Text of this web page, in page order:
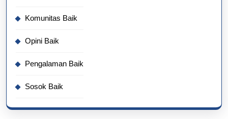
Komunitas Baik
Opini Baik
Pengalaman Baik
Sosok Baik